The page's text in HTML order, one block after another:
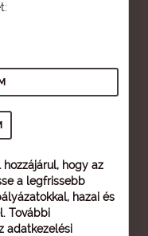
hogy az
a legfrissebb
hazai és
További
adatkezelési